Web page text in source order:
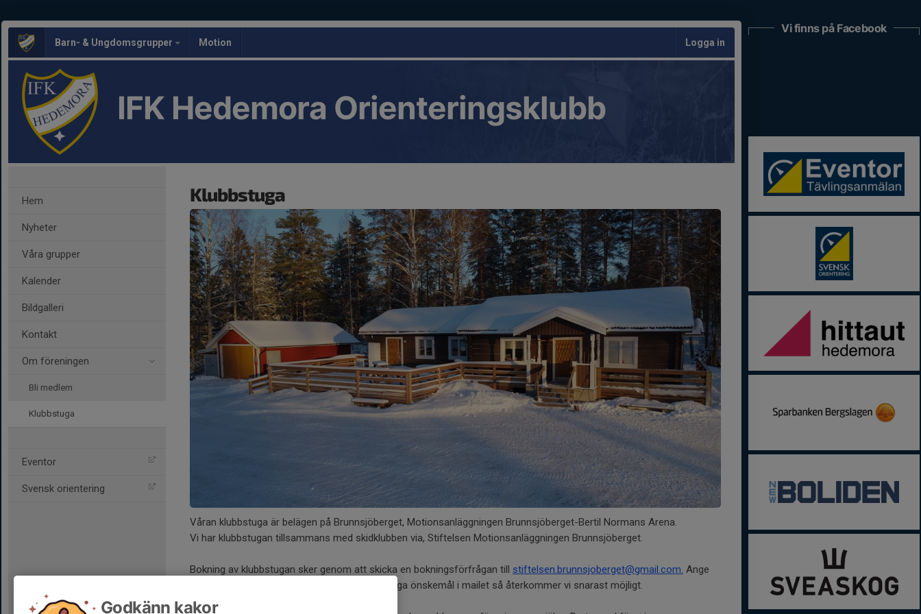
Barn- & Ungdomsgrupper Motion Logga in
IFK Hedemora Orienteringsklubb
Hem
Nyheter
Våra grupper
Kalender
Bildgalleri
Kontakt
Om föreningen
Bli medlem
Klubbstuga
Eventor
Svensk orientering
Klubbstuga
Våran klubbstuga är belägen på Brunnsjöberget, Motionsanläggningen Brunnsjöberget-Bertil Normans Arena.
Vi har klubbstugan tillsammans med skidklubben via, Stiftelsen Motionsanläggningen Brunnsjöberget.
Bokning av klubbstugan sker genom att skicka en bokningsförfrågan till stiftelsen.brunnsjoberget@gmail.com. Ange
datum, kontaktperson och uppgifter samt övriga önskemål i mailet så återkommer vi snarast möjligt.
Vi finns på Facebook
Godkänn kakor